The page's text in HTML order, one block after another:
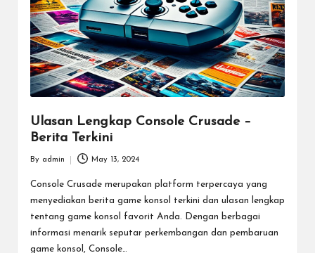
Ulasan Lengkap Console Crusade –
Berita Terkini
by
By admin May 13, 2024
Console Crusade merupakan platform terpercaya yang
menyediakan berita game konsol terkini dan ulasan lengkap
tentang game konsol favorit Anda. Dengan berbagai
informasi menarik seputar perkembangan dan pembaruan
game konsol, Console…